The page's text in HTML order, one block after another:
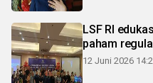
LSF RI
paham
12 Juni 2026